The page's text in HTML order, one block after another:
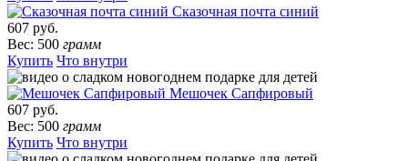
Сказочная почта синий
607 руб.
Вес: 500 грамм
Купить Что внутри
Мешочек Сапфировый
607 руб.
Вес: 500 грамм
Купить Что внутри